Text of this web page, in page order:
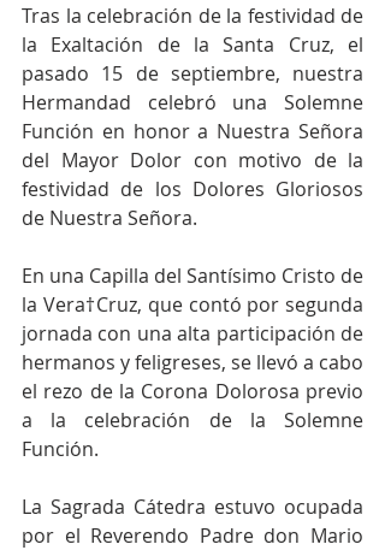
Tras la celebración de la festividad de
la Exaltación de la Santa Cruz, el
pasado 15 de septiembre, nuestra
Hermandad celebró una Solemne
Función en honor a Nuestra Señora
del Mayor Dolor con motivo de la
festividad de los Dolores Gloriosos
de Nuestra Señora.
En una Capilla del Santísimo Cristo de
la Vera†Cruz, que contó por segunda
jornada con una alta participación de
hermanos y feligreses, se llevó a cabo
el rezo de la Corona Dolorosa previo
a la celebración de la Solemne
Función.
La Sagrada Cátedra estuvo ocupada
por el Reverendo Padre don Mario